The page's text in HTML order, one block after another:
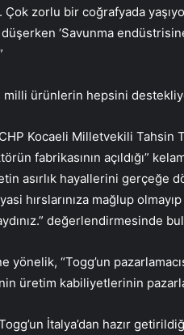
Çok zorlu bir coğrafyada
‘Savunma
milli ürünlerin hepsini
Kocaeli Milletvekili Tahsin
fabrikasının açıldığı”
asırlık hayallerini gerçeğe
hırslarınıza mağlup
değerlendirmesinde
yönelik, “Togg’un
üretim kabiliyetlerinin
İtalya’dan hazır